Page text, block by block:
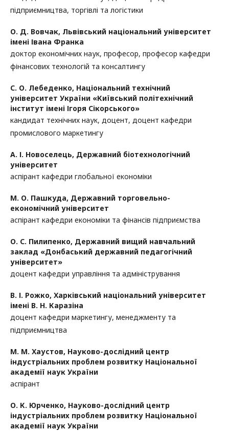
підприємництва, торгівлі та логістики
О. Д. Вовчак, Львівський національний університет
імені Івана Франка
доктор економічних наук, професор, професор кафедри
фінансових технологій та консалтингу
С. О. Лебеденко, Національний технічний
університет України «Київський політехнічний
інститут імені Ігоря Сікорського»
кандидат технічних наук, доцент, доцент кафедри
промислового маркетингу
А. І. Новоселець, Державний біотехнологічний
університет
аспірант кафедри глобальної економіки
М. О. Пашкуда, Державний торговельно-
економічний університет
аспірант кафедри економіки та фінансів підприємства
О. С. Пилипенко, Державний вищий навчальний
заклад «Донбаський державний педагогічний
університет»
доцент кафедри управління та адміністрування
В. І. Рожко, Харківський національний університет
імені В. Н. Каразіна
доцент кафедри маркетингу, менеджменту та
підприємництва
М. М. Хаустов, Науково-дослідний центр
індустріальних проблем розвитку Національної
академії наук України
аспірант
О. К. Юрченко, Науково-дослідний центр
індустріальних проблем розвитку Національної
академії наук України